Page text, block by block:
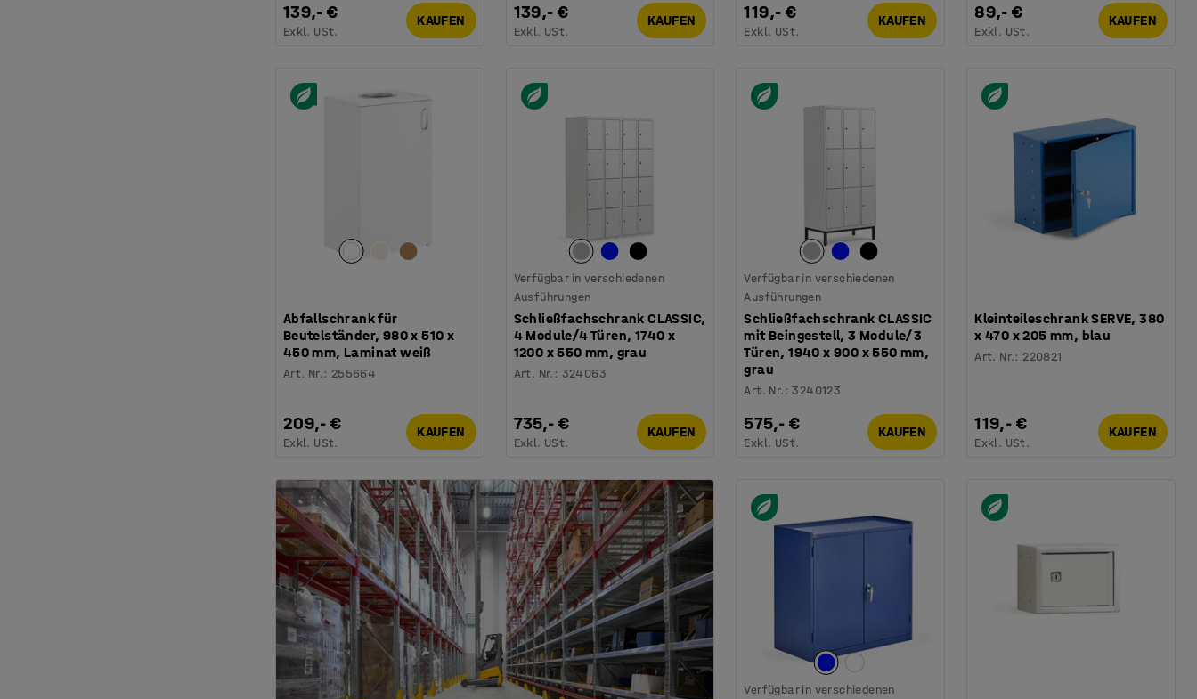
139,- €
Exkl. USt.
KAUFEN 139,- €
Exkl. USt.
KAUFEN 119,- €
Exkl. USt.
KAUFEN 89,- €
Exkl. USt.
KAUFEN
Abfallschrank für
Beutelständer, 980 x 510 x
450 mm, Laminat weiß
Art. Nr.: 255664
209,- €
Exkl. USt.
KAUFEN
Verfügbar in verschiedenen
Ausführungen
Schließfachschrank CLASSIC,
4 Module/4 Türen, 1740 x
1200 x 550 mm, grau
Art. Nr. : 324063
735,- €
Exkl. USt.
KAUFEN
Verfügbar in verschiedenen
Ausführungen
Schließfachschrank CLASSIC
mit Beingestell, 3 Module/3
Türen, 1940 x 900 x 550 mm,
grau
Art. Nr. :3240123
575,- €
Exkl. USt.
KAUFEN
Kleinteileschrank SERVE, 380
x 470 x 205 mm, blau
Art. Nr.: 220821
119,- €
Exkl. USt.
KAUFEN
Verfügbar in verschiedenen